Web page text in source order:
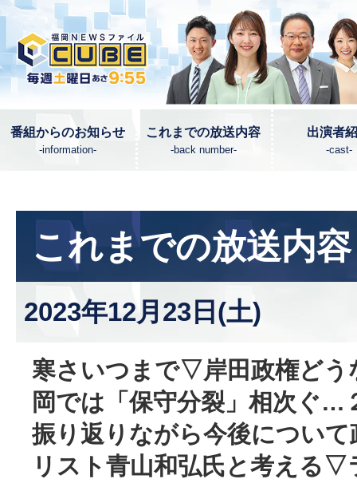
番組からのお知らせ
-information-
これまでの放送内容
-back number-
出演者
-cast-
これまでの放送内
2023年12月23日(土)
寒さいつまで▽岸田政権どう
岡では「保守分裂」相次ぐ…
振り返りながら今後につい
リスト青山和弘氏と考える▽